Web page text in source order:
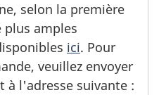
selon la première
plus amples
ici. Pour
veuillez envoyer
à l'adresse suivante :